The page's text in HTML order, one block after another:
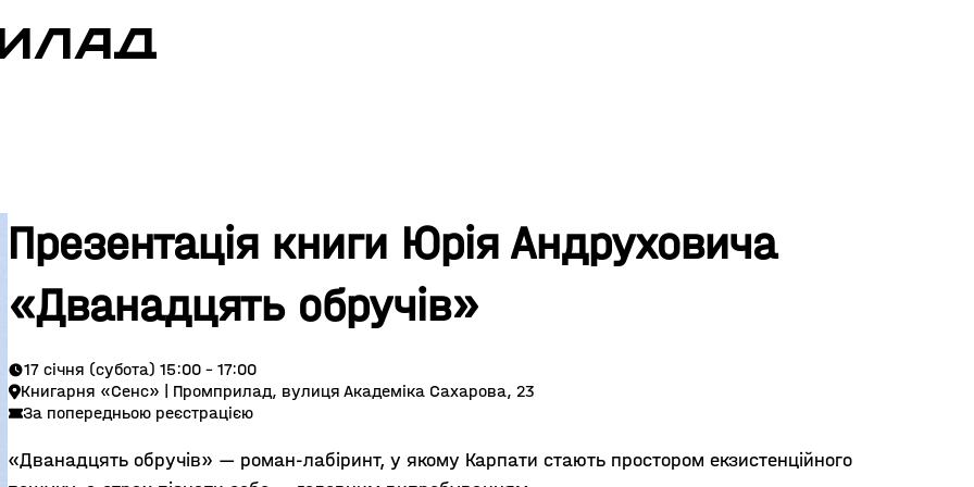
Презентація книги Юрія Андруховича
«Дванадцять обручів»
17 січня (субота) 15:00 - 17:00
Книгарня «Сенс» | Промприлад, вулиця Академіка Сахарова, 23
За попередньою реєстрацією
«Дванадцять обручів» — роман-лабіринт, у якому Карпати стають простором екзистенційного